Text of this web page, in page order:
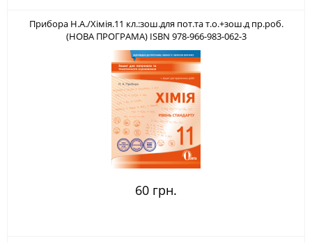
Прибора Н.А./Хімія.11 кл.:зош.для пот.та т.о.+зош.д пр.роб.
(НОВА ПРОГРАМА) ISBN 978-966-983-062-3
60 грн.